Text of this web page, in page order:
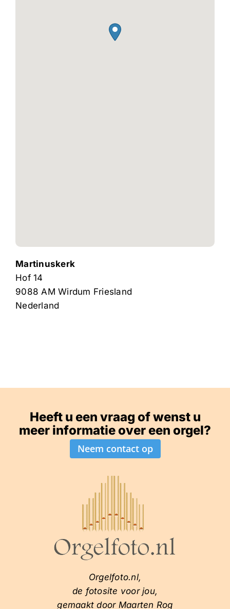
Martinuskerk
Hof 14
9088 AMWirdum Friesland
Nederland
Heeft u een vraag of wenst u
meer informatie over een orgel?
Neem contact op
Orgelfoto.nl,
de fotosite voor jou,
gemaakt door Maarten Rog